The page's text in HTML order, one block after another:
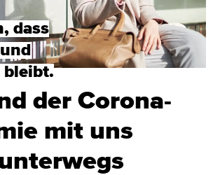
dass
bleibt.
der Corona-
mit uns